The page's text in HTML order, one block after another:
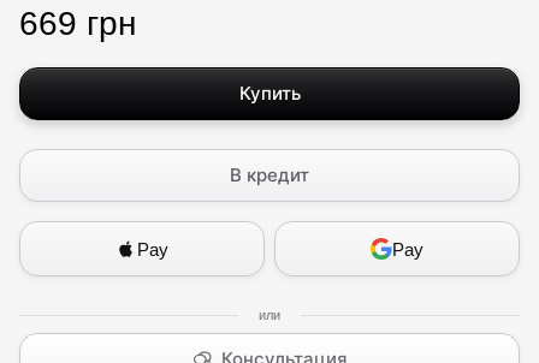
669 грн
Купить
В кредит
Pay Pay